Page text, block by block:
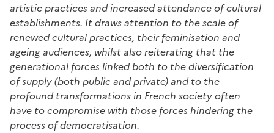
artistic practices and increased attendance of cultural
establishments. It draws attention to the scale of
renewed cultural practices, their feminisation and
ageing audiences, whilst also reiterating that the
generational forces linked both to the diversification
of supply (both public and private) and to the
profound transformations in French society often
have to compromise with those forces hindering the
process of democratisation.